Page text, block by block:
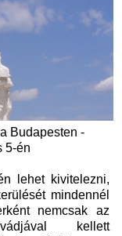
Budapesten -
5-én
lehet kivitelezni,
mindennél
nemcsak az
kellett